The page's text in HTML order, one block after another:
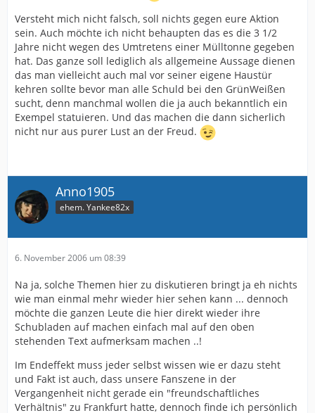
Versteht mich nicht falsch, soll nichts gegen eure Aktion
sein. Auch möchte ich nicht behaupten das es die 3 1/2
Jahre nicht wegen des Umtretens einer Mülltonne gegeben
hat. Das ganze soll lediglich als allgemeine Aussage dienen
das man vielleicht auch mal vor seiner eigene Haustür
kehren sollte bevor man alle Schuld bei den GrünWeißen
sucht, denn manchmal wollen die ja auch bekanntlich ein
Exempel statuieren. Und das machen die dann sicherlich
nicht nur aus purer Lust an der Freud.
Anno1905
ehem. Yankee82x
6. November 2006 um 08:39
Na ja, solche Themen hier zu diskutieren bringt ja eh nichts
wie man einmal mehr wieder hier sehen kann ... dennoch
möchte die ganzen Leute die hier direkt wieder ihre
Schubladen auf machen einfach mal auf den oben
stehenden Text aufmerksam machen ..!
Im Endeffekt muss jeder selbst wissen wie er dazu steht
und Fakt ist auch, dass unsere Fanszene in der
Vergangenheit nicht gerade ein "freundschaftliches
Verhältnis" zu Frankfurt hatte, dennoch finde ich persönlich